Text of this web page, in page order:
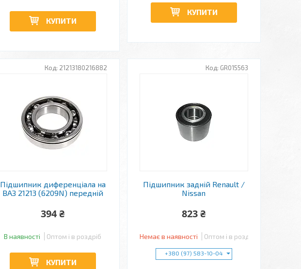
КУПИТИ
КУПИТИ
21213180216882
Підшипник диференціала на
ВАЗ 21213 (6209N) передній
394 ₴
В наявності Оптом і в роздріб
КУПИТИ
GR015563
Підшипник задній Renault /
Nissan
823 ₴
Немає в наявності Оптом і в роздріб
+380 (97) 583-10-04